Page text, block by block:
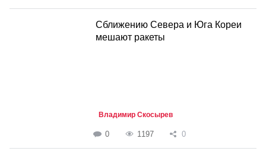
Сближению Севера и Юга Кореи
мешают ракеты
Владимир Скосырев
0 1197 0